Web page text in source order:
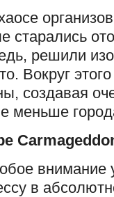
старались
решили
Вокруг
создавая
меньше
внимание
в